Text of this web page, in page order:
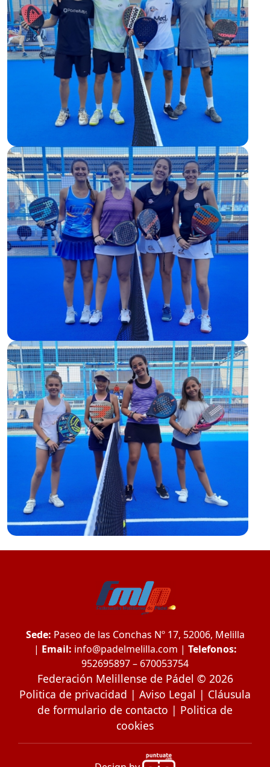
Sede: Paseo de las Conchas Nº 17, 52006, Melilla
| Email: info@padelmelilla.com | Telefonos:
952695897 – 670053754
Federación Melillense de Pádel © 2026
Politica de privacidad | Aviso Legal | Cláusula
de formulario de contacto | Politica de
cookies